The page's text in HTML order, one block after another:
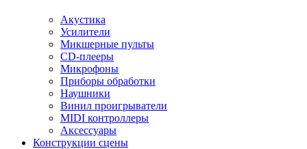
Акустика
Усилители
Микшерные пульты
CD-плееры
Микрофоны
Приборы обработки
Наушники
Винил проигрыватели
MIDI контроллеры
Аксессуары
Конструкции сцены